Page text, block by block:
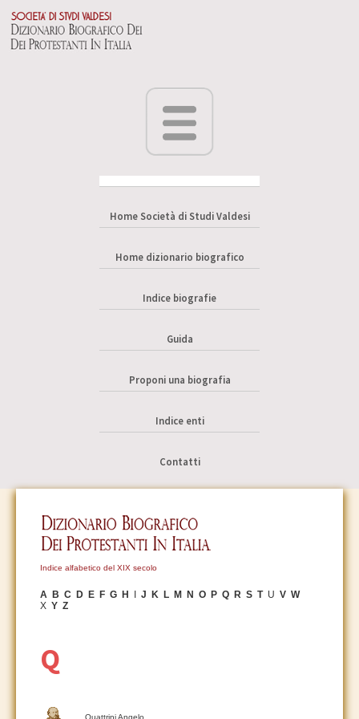
Home Società di Studi Valdesi
Home dizionario biografico
Indice biografie
Guida
Proponi una biografia
Indice enti
Contatti
Indice alfabetico del XIX secolo
A B C D E F G H J K L M N O P Q R S T U V W
X Y Z
Q
Quattrini Angelo